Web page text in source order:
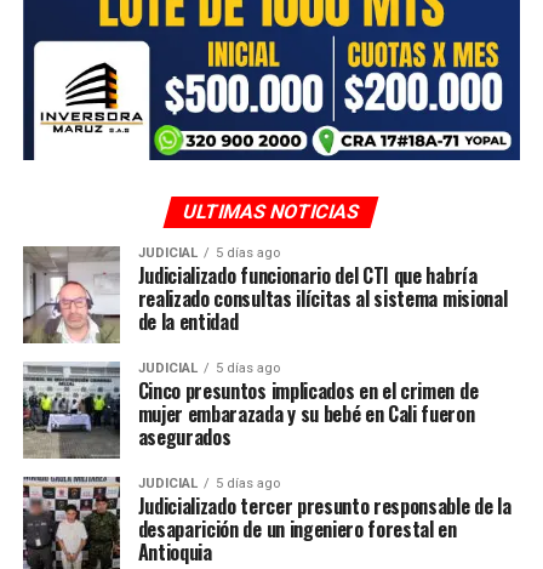
ULTIMAS NOTICIAS
JUDICIAL 5 días ago
Judicializado funcionario del CTI que habría
realizado consultas ilícitas al sistema misional
de la entidad
JUDICIAL 5 días ago
Cinco presuntos implicados en el crimen de
mujer embarazada y su bebé en Cali fueron
asegurados
JUDICIAL 5 días ago
Judicializado tercer presunto responsable de la
desaparición de un ingeniero forestal en
Antioquia